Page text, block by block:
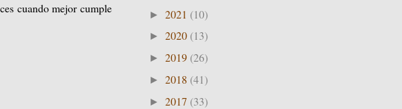
cuando mejor cumple
► 2021 (10)
► 2020 (13)
► 2019 (26)
► 2018 (41)
► 2017 (33)